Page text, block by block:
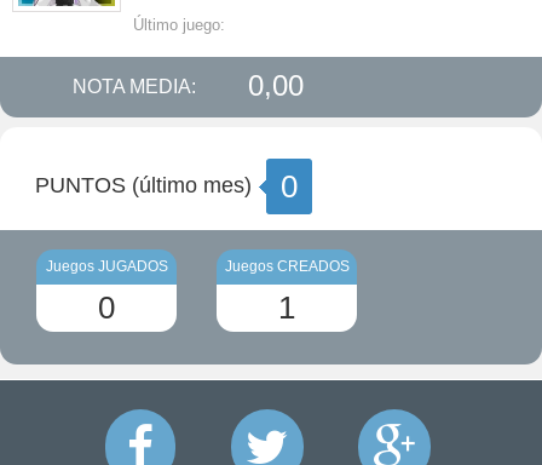
Último juego:
NOTA MEDIA: 0,00
PUNTOS (último mes) 0
Juegos JUGADOS
0
Juegos CREADOS
1